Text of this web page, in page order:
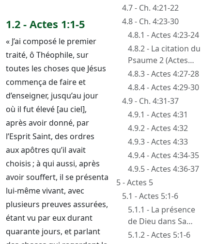
1.2 - Actes 1:1-5
« J’ai composé le premier
traité, ô Théophile, sur
toutes les choses que Jésus
commença de faire et
d’enseigner, jusqu’au jour
où il fut élevé [au ciel],
après avoir donné, par
l’Esprit Saint, des ordres
aux apôtres qu’il avait
choisis ; à qui aussi, après
avoir souffert, il se présenta
lui-même vivant, avec
plusieurs preuves assurées,
étant vu par eux durant
quarante jours, et parlant
4.7 - Ch. 4:21-22
4.8 - Ch. 4:23-30
4.8.1 - Actes 4:23-24
4.8.2 - La citation du
Psaume 2 (Actes
4:25-26)
4.8.3 - Actes 4:27-28
4.8.4 - Actes 4:29-30
4.9 - Ch. 4:31-37
4.9.1 - Actes 4:31
4.9.2 - Actes 4:32
4.9.3 - Actes 4:33
4.9.4 - Actes 4:34-35
4.9.5 - Actes 4:36-37
5 - Actes 5
5.1 - Actes 5:1-6
5.1.1 - La présence
de Dieu dans Sa
maison (par l’Esprit)
5.1.2 - Actes 5:1-6